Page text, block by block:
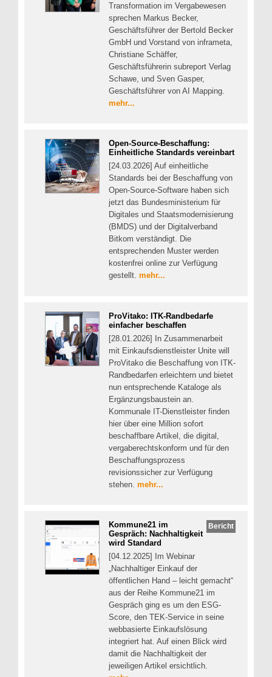
Transformation im Vergabewesen
sprechen Markus Becker,
Geschäftsführer der Bertold Becker
GmbH und Vorstand von inframeta,
Christiane Schäffer,
Geschäftsführerin subreport Verlag
Schawe, und Sven Gasper,
Geschäftsführer von AI Mapping.
mehr...
Open-Source-Beschaffung:
Einheitliche Standards vereinbart
[24.03.2026] Auf einheitliche
Standards bei der Beschaffung von
Open-Source-Software haben sich
jetzt das Bundesministerium für
Digitales und Staatsmodernisierung
(BMDS) und der Digitalverband
Bitkom verständigt. Die
entsprechenden Muster werden
kostenfrei online zur Verfügung
gestellt. mehr...
ProVitako: ITK-Randbedarfe
einfacher beschaffen
[28.01.2026] In Zusammenarbeit
mit Einkaufsdienstleister Unite will
ProVitako die Beschaffung von ITK-
Randbedarfen erleichtern und bietet
nun entsprechende Kataloge als
Ergänzungsbaustein an.
Kommunale IT-Dienstleister finden
hier über eine Million sofort
beschaffbare Artikel, die digital,
vergaberechtskonform und für den
Beschaffungsprozess
revisionssicher zur Verfügung
stehen. mehr...
Bericht
Kommune21 im
Gespräch: Nachhaltigkeit
wird Standard
[04.12.2025] Im Webinar
„Nachhaltiger Einkauf der
öffentlichen Hand – leicht gemacht“
aus der Reihe Kommune21 im
Gespräch ging es um den ESG-
Score, den TEK-Service in seine
webbasierte Einkaufslösung
integriert hat. Auf einen Blick wird
damit die Nachhaltigkeit der
jeweiligen Artikel ersichtlich.